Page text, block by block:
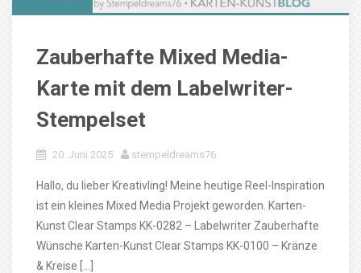
Zauberhafte Mixed Media-
Karte mit dem Labelwriter-
Stempelset
20. Juni 2025 stempeldreams76
Hallo, du lieber Kreativling! Meine heutige Reel-Inspiration
ist ein kleines Mixed Media Projekt geworden. Karten-
Kunst Clear Stamps KK-0282 – Labelwriter Zauberhafte
Wünsche Karten-Kunst Clear Stamps KK-0100 – Kränze
& Kreise […]